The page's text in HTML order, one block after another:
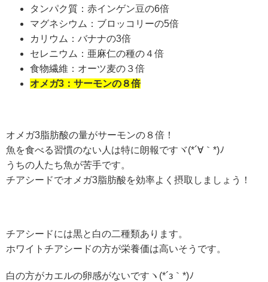
タンパク質：赤インゲン豆の6倍
マグネシウム：ブロッコリーの5倍
カリウム：バナナの3倍
セレニウム：亜麻仁の種の４倍
食物繊維：オーツ麦の３倍
オメガ3：サーモンの８倍
オメガ3脂肪酸の量がサーモンの８倍！
魚を食べる習慣のない人は特に朗報ですヾ(*´∀｀*)ﾉ
うちの人たち魚が苦手です。
チアシードでオメガ3脂肪酸を効率よく摂取しましょう！
チアシードには黒と白の二種類あります。
ホワイトチアシードの方が栄養価は高いそうです。
白の方がカエルの卵感がないですヽ(*´з｀*)ﾉ